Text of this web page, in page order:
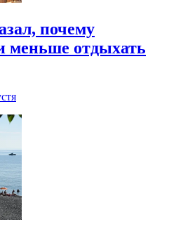
почему
меньше отдыхать